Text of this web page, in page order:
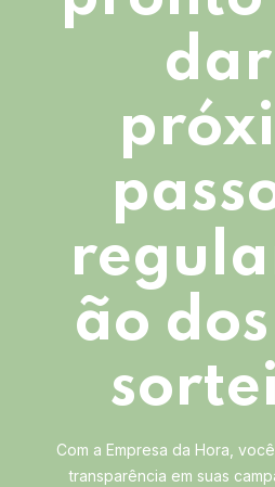
ão
Com a Empresa da Hora,
transparência em suas